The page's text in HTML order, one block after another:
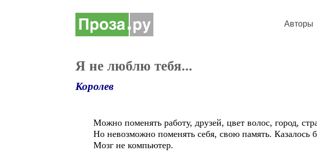
Авторы
Я не люблю тебя...
Королев
Можно поменять работу, друзей, цвет волос, город,
Но невозможно поменять себя, свою память.
Мозг не компьютер.